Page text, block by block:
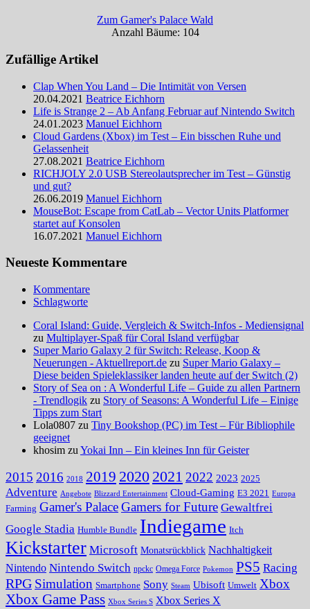
Zum Gamer's Palace Wald
Anzahl Bäume: 104
Zufällige Artikel
Clap When You Land – Die Intimität von Versen
20.04.2021 Beatrice Eichhorn
Life is Strange 2 – Ab Anfang Februar auf Nintendo Switch
24.01.2023 Manuel Eichhorn
Cloud Gardens (Xbox) im Test – Ein bisschen Ruhe und
Gelassenheit
27.08.2021 Beatrice Eichhorn
RICHJOLY 2.0 USB Stereolautsprecher im Test – Günstig
und gut?
26.06.2019 Manuel Eichhorn
MouseBot: Escape from CatLab – Vector Units Platformer
startet auf Konsolen
16.07.2021 Manuel Eichhorn
Neueste Kommentare
Kommentare
Schlagworte
Coral Island: Guide, Vergleich & Switch-Infos - Mediensignal
zu Multiplayer-Spaß für Coral Island verfügbar
Super Mario Galaxy 2 für Switch: Release, Koop &
Neuerungen - Aktuellreport.de zu Super Mario Galaxy –
Diese beiden Spieleklassiker landen heute auf der Switch (2)
Story of Sea on : A Wonderful Life – Guide zu allen Partnern
- Trendlogik zu Story of Seasons: A Wonderful Life – Einige
Tipps zum Start
Lola0807 zu Tiny Bookshop (PC) im Test – Für Bibliophile
geeignet
khosim zu Yokai Inn – Ein kleines Inn für Geister
2015 2016 2018 2019 2020 2021 2022 2023 2025
Adventure Angebote Blizzard Entertainment Cloud-Gaming E3 2021 Europa
Farming Gamer's PalaceGamers for Future Gewaltfrei
Google Stadia Humble Bundle Indiegame Itch
Kickstarter Microsoft Monatsrückblick Nachhaltigkeit
Nintendo Nintendo Switch npckc Omega Force Pokemon PS5 Racing
RPG Simulation Smartphone Sony Steam Ubisoft Umwelt Xbox
Xbox Game Pass Xbox Series S Xbox Series X